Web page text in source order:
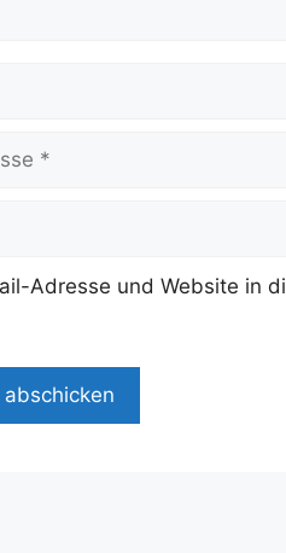
Adresse und Website in